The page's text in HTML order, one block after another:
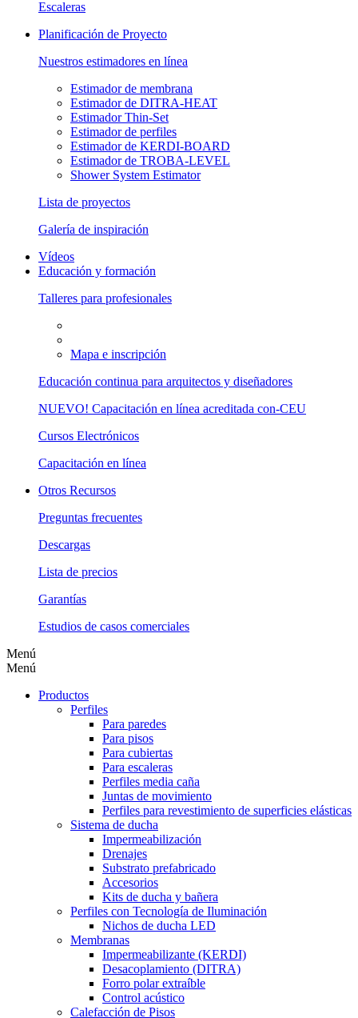
Escaleras
Planificación de Proyecto
Nuestros estimadores en línea
Estimador de membrana
Estimador de DITRA-HEAT
Estimador Thin-Set
Estimador de perfiles
Estimador de KERDI-BOARD
Estimador de TROBA-LEVEL
Shower System Estimator
Lista de proyectos
Galería de inspiración
Vídeos
Educación y formación
Talleres para profesionales
Mapa e inscripción
Educación continua para arquitectos y diseñadores
NUEVO! Capacitación en línea acreditada con-CEU
Cursos Electrónicos
Capacitación en línea
Otros Recursos
Preguntas frecuentes
Descargas
Lista de precios
Garantías
Estudios de casos comerciales
Menú
Menú
Productos
Perfiles
Para paredes
Para pisos
Para cubiertas
Para escaleras
Perfiles media caña
Juntas de movimiento
Perfiles para revestimiento de superficies elásticas
Sistema de ducha
Impermeabilización
Drenajes
Substrato prefabricado
Accesorios
Kits de ducha y bañera
Perfiles con Tecnología de Iluminación
Nichos de ducha LED
Membranas
Impermeabilizante (KERDI)
Desacoplamiento (DITRA)
Forro polar extraíble
Control acústico
Calefacción de Pisos